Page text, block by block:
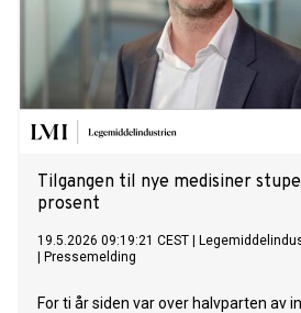
Tilgangen til nye medisiner
prosent
19.5.2026 09:19:21 CEST
Pressemelding
For ti år siden var over halvparten av